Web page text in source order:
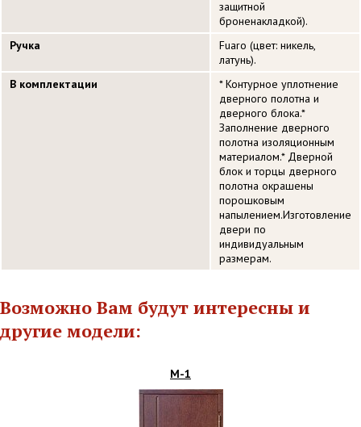
защитной
броненакладкой).
Ручка
Fuaro (цвет: никель,
латунь).
В комплектации
* Контурное уплотнение
дверного полотна и
дверного блока.*
Заполнение дверного
полотна изоляционным
материалом.* Дверной
блок и торцы дверного
полотна окрашены
порошковым
напылением.Изготовление
двери по
индивидуальным
размерам.
Возможно Вам будут интересны и
другие модели:
М-1